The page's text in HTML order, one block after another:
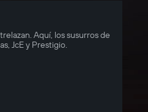
Aquí, los susurros de
JcE y Prestigio.